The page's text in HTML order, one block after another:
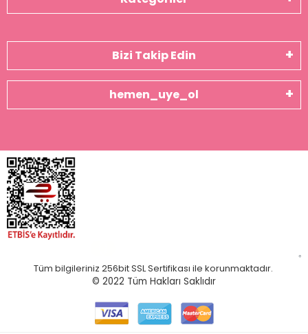
Bizi Takip Edin
hemen_uye_ol
Tüm bilgileriniz 256bit SSL Sertifikası ile korunmaktadır.
© 2022 Tüm Hakları Saklıdır